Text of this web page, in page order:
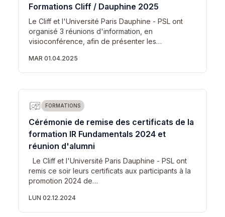
Formations Cliff / Dauphine 2025
Le Cliff et l'Université Paris Dauphine - PSL ont
organisé 3 réunions d'information, en
visioconférence, afin de présenter les…
MAR 01.04.2025
FORMATIONS
Cérémonie de remise des certificats de la
formation IR Fundamentals 2024 et
réunion d'alumni
Le Cliff et l'Université Paris Dauphine - PSL ont
remis ce soir leurs certificats aux participants à la
promotion 2024 de…
LUN 02.12.2024